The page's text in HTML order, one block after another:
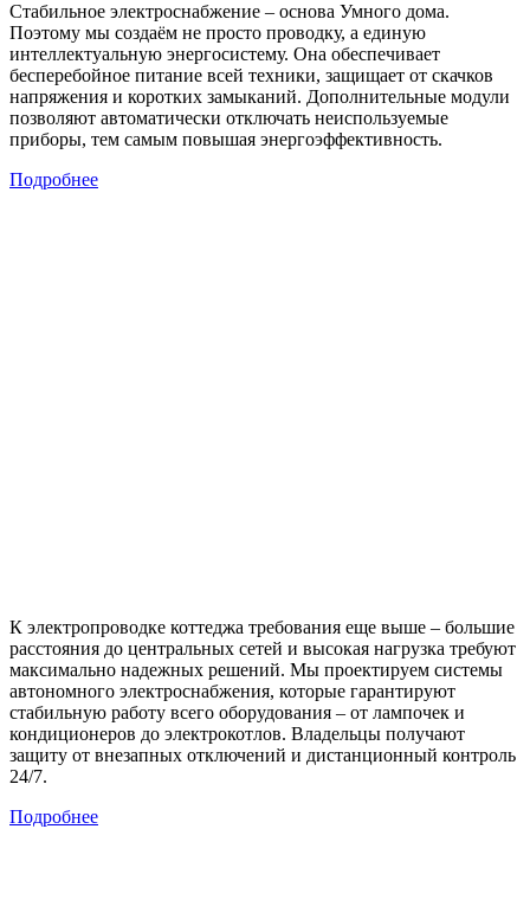
Стабильное электроснабжение – основа Умного дома.
Поэтому мы создаём не просто проводку, а единую
интеллектуальную энергосистему. Она обеспечивает
бесперебойное питание всей техники, защищает от скачков
напряжения и коротких замыканий. Дополнительные модули
позволяют автоматически отключать неиспользуемые
приборы, тем самым повышая энергоэффективность.
Подробнее
К электропроводке коттеджа требования еще выше – большие
расстояния до центральных сетей и высокая нагрузка требуют
максимально надежных решений. Мы проектируем системы
автономного электроснабжения, которые гарантируют
стабильную работу всего оборудования – от лампочек и
кондиционеров до электрокотлов. Владельцы получают
защиту от внезапных отключений и дистанционный контроль
24/7.
Подробнее